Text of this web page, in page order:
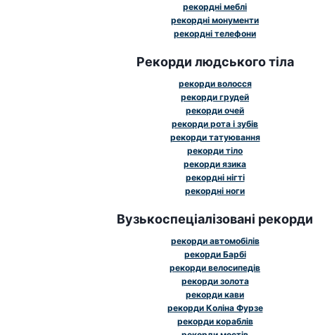
рекордні меблі
рекордні монументи
рекордні телефони
Рекорди людського тіла
рекорди волосся
рекорди грудей
рекорди очей
рекорди рота і зубів
рекорди татуювання
рекорди тіло
рекорди язика
рекордні нігті
рекордні ноги
Вузькоспеціалізовані рекорди
рекорди автомобілів
рекорди Барбі
рекорди велосипедів
рекорди золота
рекорди кави
рекорди Коліна Фурзе
рекорди кораблів